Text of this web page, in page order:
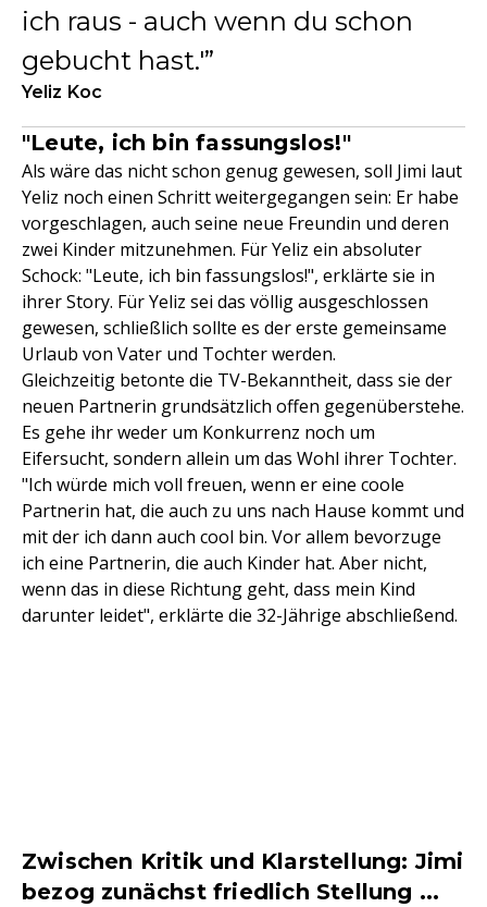
ich raus - auch wenn du schon
gebucht hast.'
Yeliz Koc
"Leute, ich bin fassungslos!"
Als wäre das nicht schon genug gewesen, soll Jimi laut
Yeliz noch einen Schritt weitergegangen sein: Er habe
vorgeschlagen, auch seine neue Freundin und deren
zwei Kinder mitzunehmen. Für Yeliz ein absoluter
Schock: "Leute, ich bin fassungslos!", erklärte sie in
ihrer Story. Für Yeliz sei das völlig ausgeschlossen
gewesen, schließlich sollte es der erste gemeinsame
Urlaub von Vater und Tochter werden.
Gleichzeitig betonte die TV-Bekanntheit, dass sie der
neuen Partnerin grundsätzlich offen gegenüberstehe.
Es gehe ihr weder um Konkurrenz noch um
Eifersucht, sondern allein um das Wohl ihrer Tochter.
"Ich würde mich voll freuen, wenn er eine coole
Partnerin hat, die auch zu uns nach Hause kommt und
mit der ich dann auch cool bin. Vor allem bevorzuge
ich eine Partnerin, die auch Kinder hat. Aber nicht,
wenn das in diese Richtung geht, dass mein Kind
darunter leidet", erklärte die 32-Jährige abschließend.
Zwischen Kritik und Klarstellung: Jimi
bezog zunächst friedlich Stellung ...